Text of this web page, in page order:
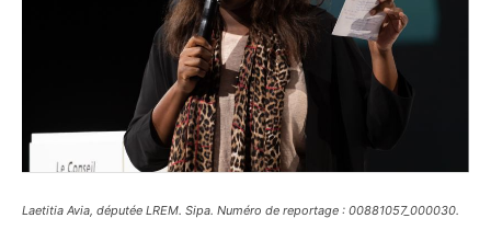
Laetitia Avia, députée LREM. Sipa. Numéro de reportage : 00881057_000030.